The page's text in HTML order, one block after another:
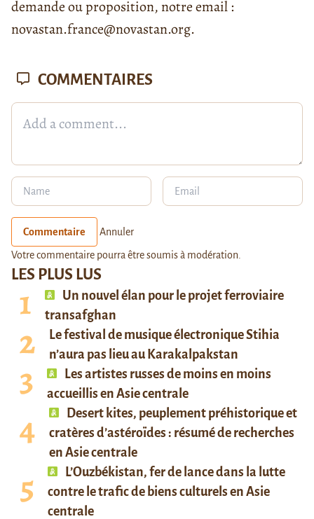
demande ou proposition, notre email :
novastan.france@novastan.org.
LES PLUS LUS
Un nouvel élan pour le projet ferroviaire
transafghan
Le festival de musique électronique Stihia
n’aura pas lieu au Karakalpakstan
Les artistes russes de moins en moins
accueillis en Asie centrale
Desert kites, peuplement préhistorique et
cratères d’astéroïdes : résumé de recherches
en Asie centrale
L’Ouzbékistan, fer de lance dans la lutte
contre le trafic de biens culturels en Asie
centrale
COMMENTAIRES
Commentaire Annuler
Votre commentaire pourra être soumis à modération.